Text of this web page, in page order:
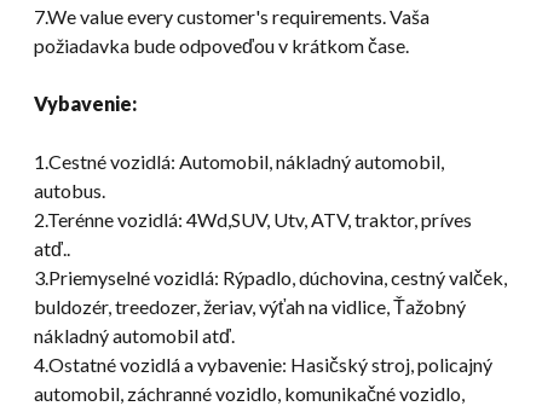
7.We value every customer's requirements . Vaša
požiadavka bude odpoveďou v krátkom čase.
Vybavenie:
1.Cestné vozidlá: Automobil, nákladný automobil,
autobus.
2.Terénne vozidlá: 4Wd,SUV, Utv, ATV, traktor, príves
atď..
3.Priemyselné vozidlá: Rýpadlo, dúchovina, cestný valček,
buldozér, treedozer, žeriav, výťah na vidlice, Ťažobný
nákladný automobil atď.
4.Ostatné vozidlá a vybavenie: Hasičský stroj, policajný
automobil, záchranné vozidlo, komunikačné vozidlo,